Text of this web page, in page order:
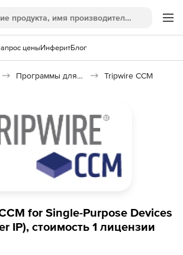
ценыИнферитБлог
Программы для защиты информации Tripwire CCM
for Single-Purpose Devices
IP), стоимость 1 лицензии